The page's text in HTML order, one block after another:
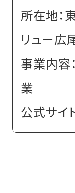
所在地：
リュー広
事業内容
業
公式サイ